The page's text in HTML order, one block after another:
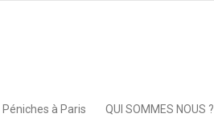
à Paris QUI SOMMES NOUS ?